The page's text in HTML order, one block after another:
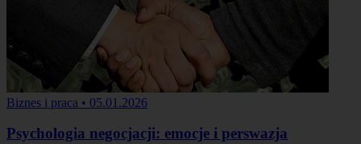
Biznes i praca • 05.01.2026
Psychologia negocjacji: emocje i perswazja